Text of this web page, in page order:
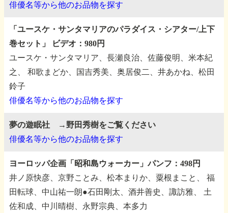
俳優名等から他のお品物を探す
「ユースケ・サンタマリアのパラダイス・シアター/上下
巻セット」
ビデオ：980円
ユースケ・サンタマリア、長瀬良治、佐藤俊明、米本紀
之、
和歌まどか、国吉秀美、奥居俊二、井あかね、松田
鈴子
俳優名等から他のお品物を探す
夢の遊眠社 →野田秀樹をご覧ください
俳優名等から他のお品物を探す
ヨーロッパ企画「昭和島ウォーカー」パンフ：498円
井ノ原快彦、京野ことみ、松本まりか、粟根まこと、
福
田転球、中山祐一朗●石田剛太、酒井善史、諏訪雅、
土
佐和成、中川晴樹、永野宗典、本多力